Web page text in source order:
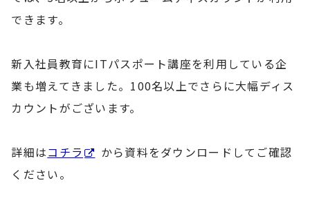
できます。
新入社員教育にITパスポート講座を利用している企
業も増えてきました。100名以上でさらに大幅ディス
カウントがございます。
詳細はコチラ
から資料をダウンロードしてご確認
ください。